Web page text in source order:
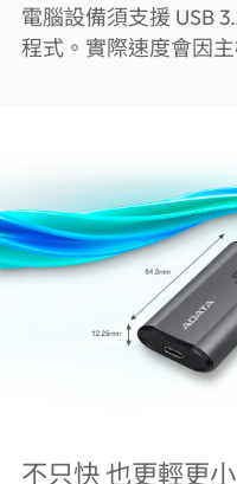
電腦設備須支援 USB
程式。實際速度會因
不只快 也更輕更小